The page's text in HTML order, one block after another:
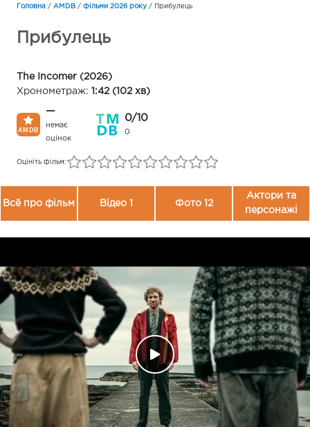
Головна / AMDB / Фільми 2026 року / Прибулець
Прибулець
The Incomer (2026)
Хронометраж: 1:42 (102 хв)
—
немає
оцінок
0/10
0
Оцініть фільм:
Всё про фільм Відео 1 Фото 12
Актори та
персонажі